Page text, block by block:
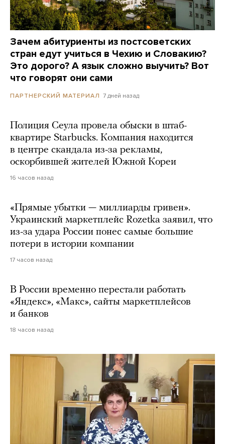
Зачем абитуриенты из постсоветских
стран едут учиться в Чехию и Словакию?
Это дорого? А язык сложно выучить? Вот
что говорят они сами
ПАРТНЕРСКИЙ МАТЕРИАЛ 7 дней назад
Полиция Сеула провела обыски в штаб-
квартире Starbucks. Компания находится
в центре скандала из-за рекламы,
оскорбившей жителей Южной Кореи
16 часов назад
«Прямые убытки — миллиарды гривен».
Украинский маркетплейс Rozetka заявил, что
из-за удара России понес самые большие
потери в истории компании
17 часов назад
В России временно перестали работать
«Яндекс», «Макс», сайты маркетплейсов
и банков
18 часов назад